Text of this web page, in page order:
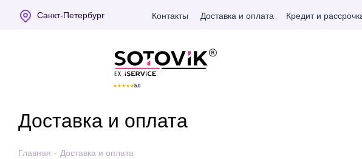
Санкт-Петербург Контакты Доставка и оплата Кредит и
★★★★★5.0Отзывы Яндекс
Доставка и оплата
Главная - Доставка и оплата